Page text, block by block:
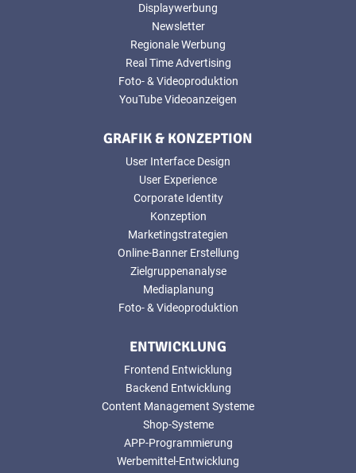
Displaywerbung
Newsletter
Regionale Werbung
Real Time Advertising
Foto- & Videoproduktion
YouTube Videoanzeigen
GRAFIK & KONZEPTION
User Interface Design
User Experience
Corporate Identity
Konzeption
Marketingstrategien
Online-Banner Erstellung
Zielgruppenanalyse
Mediaplanung
Foto- & Videoproduktion
ENTWICKLUNG
Frontend Entwicklung
Backend Entwicklung
Content Management Systeme
Shop-Systeme
APP-Programmierung
Werbemittel-Entwicklung